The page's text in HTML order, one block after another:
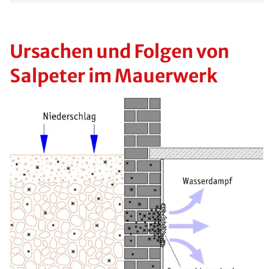
Ursachen und Folgen von
Salpeter im Mauerwerk